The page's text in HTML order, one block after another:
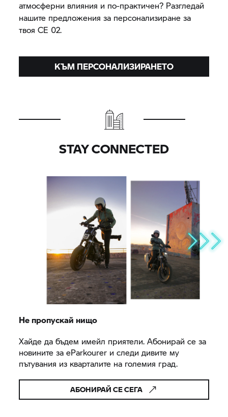
атмосферни влияния и по-практичен? Разгледай
нашите предложения за персонализиране за
твояCE 02.
КЪМ ПЕРСОНАЛИЗИРАНЕТО
STAY CONNECTED
Не пропускай нищо
Хайде да бъдем имейл приятели. Абонирай се за
новините за eParkourer и следи дивите му
пътувания из кварталите на големия град.
АБОНИРАЙ СЕ СЕГА